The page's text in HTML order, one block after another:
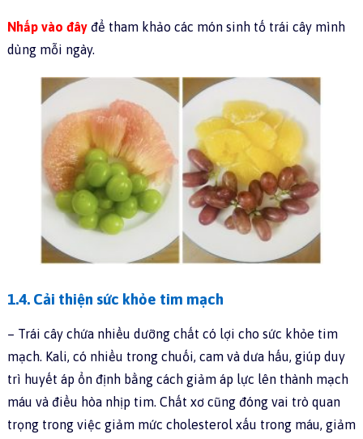
Nhấp vào đây để tham khảo các món sinh tố trái cây mình
dùng mỗi ngày.
1.4. Cải thiện sức khỏe tim mạch
– Trái cây chứa nhiều dưỡng chất có lợi cho sức khỏe tim
mạch. Kali, có nhiều trong chuối, cam và dưa hấu, giúp duy
trì huyết áp ổn định bằng cách giảm áp lực lên thành mạch
máu và điều hòa nhịp tim. Chất xơ cũng đóng vai trò quan
trọng trong việc giảm mức cholesterol xấu trong máu, giảm